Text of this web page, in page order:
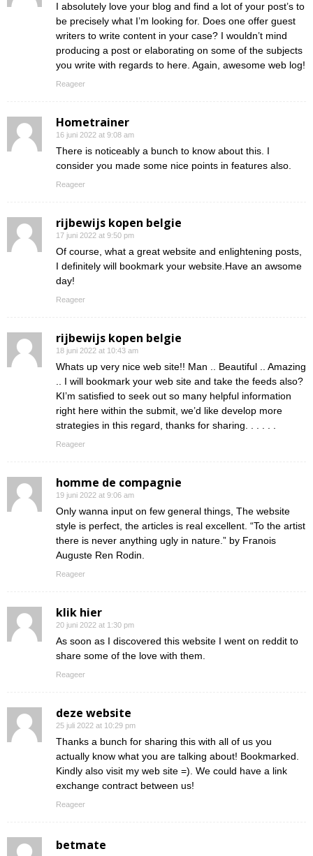
I absolutely love your blog and find a lot of your post’s to
be precisely what I’m looking for. Does one offer guest
writers to write content in your case? I wouldn’t mind
producing a post or elaborating on some of the subjects
you write with regards to here. Again, awesome web log!
Reageer
Hometrainer
16 juni 2022 at 9:08 am
There is noticeably a bunch to know about this. I
consider you made some nice points in features also.
Reageer
rijbewijs kopen belgie
17 juni 2022 at 9:50 pm
Of course, what a great website and enlightening posts,
I definitely will bookmark your website.Have an awsome
day!
Reageer
rijbewijs kopen belgie
18 juni 2022 at 10:43 am
Whats up very nice web site!! Man .. Beautiful .. Amazing
.. I will bookmark your web site and take the feeds also?
KI’m satisfied to seek out so many helpful information
right here within the submit, we’d like develop more
strategies in this regard, thanks for sharing. . . . . .
Reageer
homme de compagnie
19 juni 2022 at 9:06 am
Only wanna input on few general things, The website
style is perfect, the articles is real excellent. “To the artist
there is never anything ugly in nature.” by Franois
Auguste Ren Rodin.
Reageer
klik hier
20 juni 2022 at 1:30 pm
As soon as I discovered this website I went on reddit to
share some of the love with them.
Reageer
deze website
25 juli 2022 at 10:29 pm
Thanks a bunch for sharing this with all of us you
actually know what you are talking about! Bookmarked.
Kindly also visit my web site =). We could have a link
exchange contract between us!
Reageer
betmate